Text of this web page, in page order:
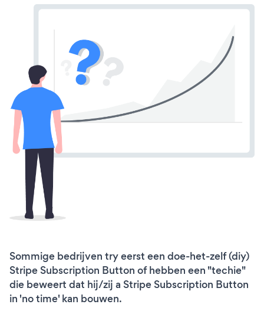
Sommige bedrijven try eerst een doe-het-zelf (diy)
Stripe Subscription Button of hebben een "techie"
die beweert dat hij/zij a Stripe Subscription Button
in 'no time' kan bouwen.